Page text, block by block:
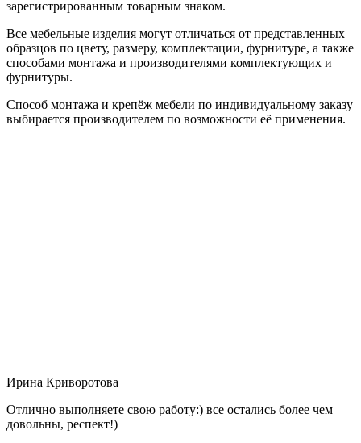
зарегистрированным товарным знаком.
Все мебельные изделия могут отличаться от представленных
образцов по цвету, размеру, комплектации, фурнитуре, а также
способами монтажа и производителями комплектующих и
фурнитуры.
Способ монтажа и крепёж мебели по индивидуальному заказу
выбирается производителем по возможности её применения.
Ирина Криворотова
Отлично выполняете свою работу:) все остались более чем
довольны, респект!)